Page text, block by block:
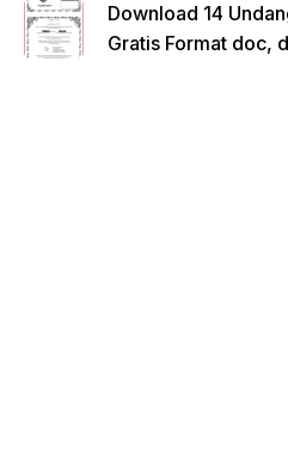
Download 14
Gratis Format doc,